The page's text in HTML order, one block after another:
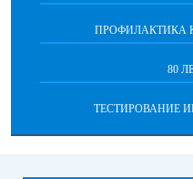
ПРОФИЛАКТИКА
80
ТЕСТИРОВАНИЕ